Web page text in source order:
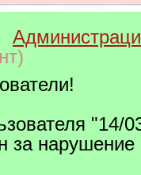
"14/
за нарушение